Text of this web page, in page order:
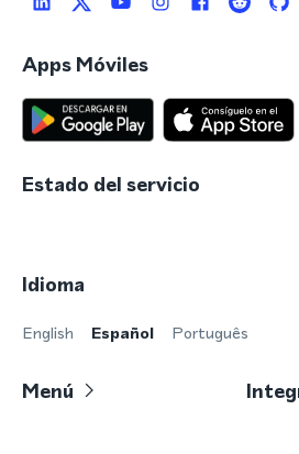
Apps Móviles
Estado del servicio
Idioma
English Español Português
Menú